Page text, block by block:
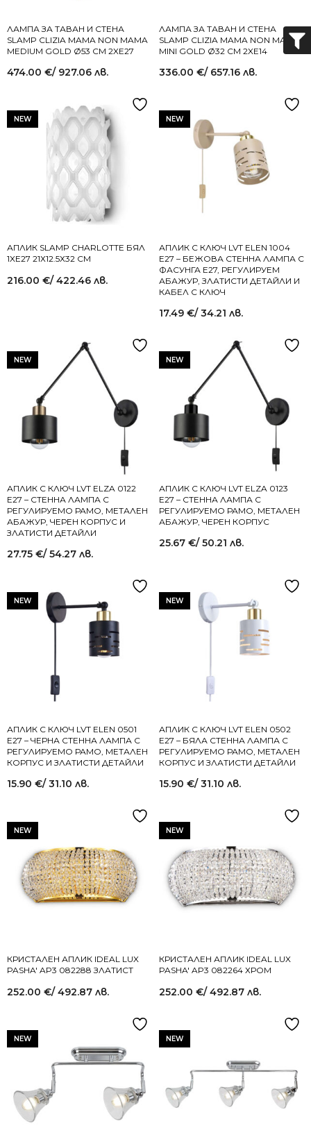
ЛАМПА ЗА ТАВАН И СТЕНА
SLAMP CLIZIA MAMA NON MAMA
MEDIUM GOLD Ø53 СМ 2XE27
474.00 €/ 927.06 лв.
ЛАМПА ЗА ТАВАН И СТЕНА
SLAMP CLIZIA MAMA NON MAMA
MINI GOLD Ø32 СМ 2XE14
336.00 €/ 657.16 лв.
NEW
АПЛИК SLAMP CHARLOTTE БЯЛ
1XE27 21Х12.5Х32 СМ
216.00 €/ 422.46 лв.
NEW
АПЛИК С КЛЮЧ LVT ELEN 1004
E27 – БЕЖОВА СТЕННА ЛАМПА С
ФАСУНГА E27, РЕГУЛИРУЕМ
АБАЖУР, ЗЛАТИСТИ ДЕТАЙЛИ И
КАБЕЛ С КЛЮЧ
17.49 €/ 34.21 лв.
NEW
АПЛИК С КЛЮЧ LVT ELZA 0122
E27 – СТЕННА ЛАМПА С
РЕГУЛИРУЕМО РАМО, МЕТАЛЕН
АБАЖУР, ЧЕРЕН КОРПУС И
ЗЛАТИСТИ ДЕТАЙЛИ
27.75 €/ 54.27 лв.
NEW
АПЛИК С КЛЮЧ LVT ELZA 0123
E27 – СТЕННА ЛАМПА С
РЕГУЛИРУЕМО РАМО, МЕТАЛЕН
АБАЖУР, ЧЕРЕН КОРПУС
25.67 €/ 50.21 лв.
NEW
АПЛИК С КЛЮЧ LVT ELEN 0501
E27 – ЧЕРНА СТЕННА ЛАМПА С
РЕГУЛИРУЕМО РАМО, МЕТАЛЕН
КОРПУС И ЗЛАТИСТИ ДЕТАЙЛИ
15.90 €/ 31.10 лв.
NEW
АПЛИК С КЛЮЧ LVT ELEN 0502
E27 – БЯЛА СТЕННА ЛАМПА С
РЕГУЛИРУЕМО РАМО, МЕТАЛЕН
КОРПУС И ЗЛАТИСТИ ДЕТАЙЛИ
15.90 €/ 31.10 лв.
NEW
КРИСТАЛЕН АПЛИК IDEAL LUX
PASHA' AP3 082288 ЗЛАТИСТ
252.00 €/ 492.87 лв.
NEW
КРИСТАЛЕН АПЛИК IDEAL LUX
PASHA' AP3 082264 ХРОМ
252.00 €/ 492.87 лв.
NEW NEW